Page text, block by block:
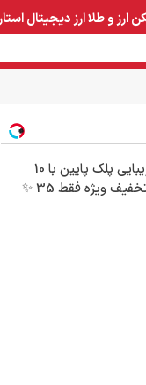
ارز و طلاارز دیجیتال
جراحی زیبایی پلک پایین با 10
ویژه فقط 35 ✨